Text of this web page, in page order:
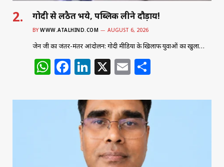
गोदी से लठैत भये, पब्लिक लीने दौड़ाय!
BY WWW.ATALHIND.COM AUGUST 6, 2026
जेन जी का जंतर-मंतर आंदोलन: गोदी मीडिया के खिलाफ युवाओं का खुला…
W
at
F
c
e
b
o
Li
k
e
dI
n
X E
ai
l
ar
e